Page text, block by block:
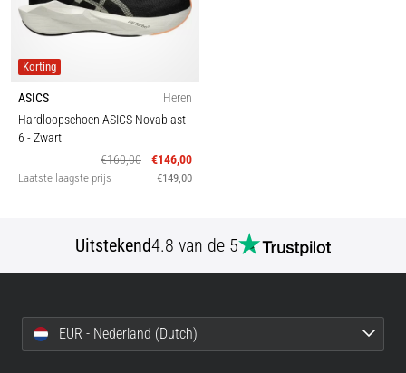
Korting
ASICS
Heren
Hardloopschoen ASICS Novablast
6 - Zwart
€160,00
€146,00
Laatste laagste prijs €149,00
Uitstekend4.8 van de 5
EUR - Nederland (Dutch)